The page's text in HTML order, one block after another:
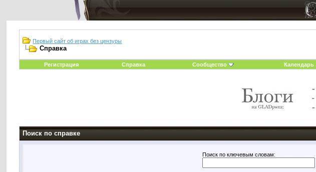
Первый сайт об играх без цензуры
Справка
Регистрация
Справка Сообщество Календарь
Поиск по справке
Поиск по ключевым словам: